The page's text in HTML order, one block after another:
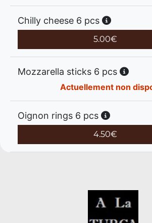
Chilly cheese 6 pcs
5.00€
Mozzarella sticks 6 pcs
Actuellement non
Oignon rings 6 pcs
4.50€